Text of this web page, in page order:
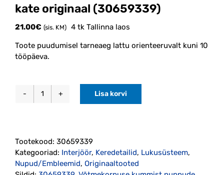
kate originaal (30659339)
21.00€ (sis. KM) 4 tk Tallinna laos
Toote puudumisel tarneaeg lattu orienteeruvalt kuni 10
tööpäeva.
Võtmekorpuse
originaal
(30659339)
kogus
Lisa korvi
Tootekood: 30659339
Kategooriad: Interjöör, Keredetailid, Lukusüsteem,
Nupud/Embleemid, Originaaltooted